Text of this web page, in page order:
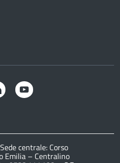
LinkedIn
centrale: Corso
Emilia – Centralino